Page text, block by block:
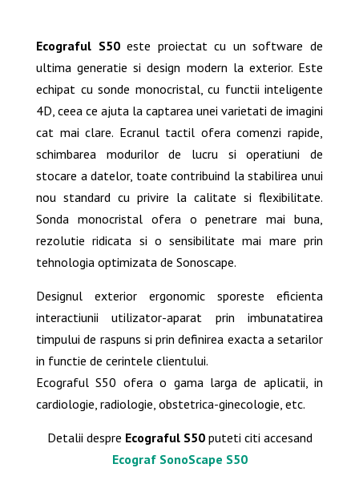
Ecograful S50este proiectat cu un software de
ultima generatie si design modern la exterior. Este
echipat cu sonde monocristal, cu functii inteligente
4D, ceea ce ajuta la captarea unei varietati de imagini
cat mai clare. Ecranul tactil ofera comenzi rapide,
schimbarea modurilor de lucru si operatiuni de
stocare a datelor, toate contribuind la stabilirea unui
nou standard cu privire la calitate si flexibilitate.
Sonda monocristal ofera o penetrare mai buna,
rezolutie ridicata si o sensibilitate mai mare prin
tehnologia optimizata de Sonoscape.
Designul exterior ergonomic sporeste eficienta
interactiunii utilizator-aparat prin imbunatatirea
timpului de raspuns si prin definirea exacta a setarilor
in functie de cerintele clientului.
Ecograful S50 ofera o gama larga de aplicatii, in
cardiologie, radiologie, obstetrica-ginecologie, etc.
Detalii despre Ecograful S50puteti citi accesand
Ecograf SonoScape S50